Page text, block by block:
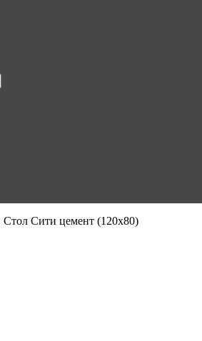
Стол Сити цемент (120х80)